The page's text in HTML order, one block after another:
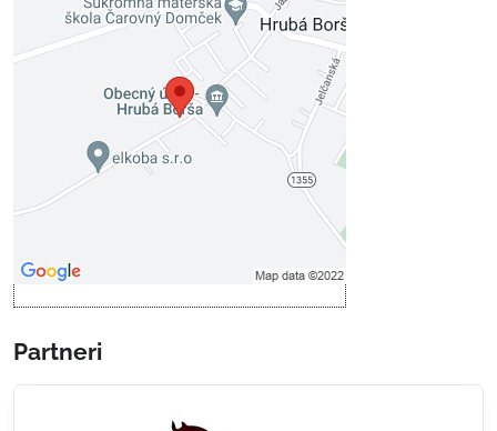
Externý obsah je blokovaný
Voľbami súkromia
Prajete si načítať externý obsah?
Povoliť tentokrát
Povoliť a zapamätať - súhlas s
Partneri